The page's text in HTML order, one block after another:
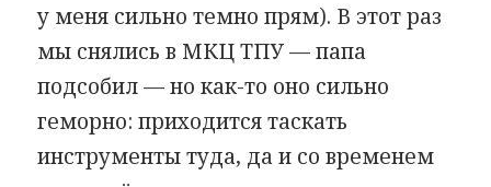
у меня сильно темно прям). В этот раз
мы снялись в МКЦ ТПУ — папа
подсобил — но как-то оно сильно
геморно: приходится таскать
инструменты туда, да и со временем